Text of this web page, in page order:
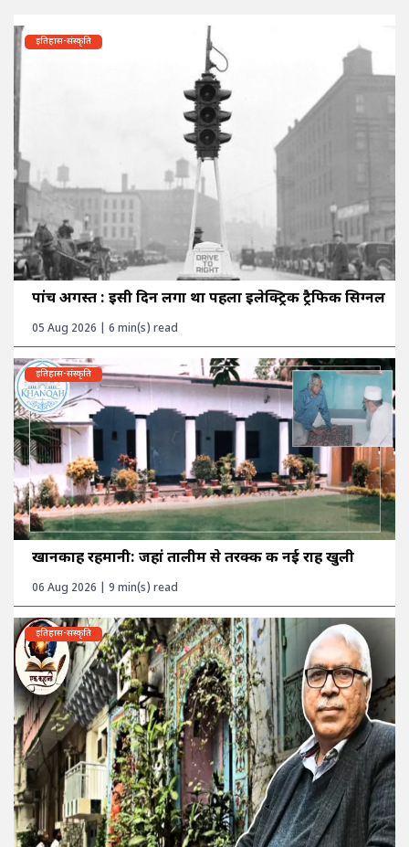
इतिहास-संस्कृति
पांच अगस्त : इसी दिन लगा था पहला इलेक्ट्रिक ट्रैफिक सिग्नल
05 Aug 2026 | 6 min(s) read
इतिहास-संस्कृति
खानकाह रहमानी: जहां तालीम से तरक्की की नई राह खुली
06 Aug 2026 | 9 min(s) read
इतिहास-संस्कृति